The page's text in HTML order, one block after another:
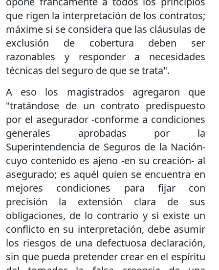
que rigen la interpretación de los contratos;
máxime si se considera que las cláusulas de
exclusión de cobertura deben ser
razonables y responder a necesidades
técnicas del seguro de que se trata".
A eso los magistrados agregaron que
"tratándose de un contrato predispuesto
por el asegurador -conforme a condiciones
generales aprobadas por la
Superintendencia de Seguros de la Nación-
cuyo contenido es ajeno -en su creación- al
asegurado; es aquél quien se encuentra en
mejores condiciones para fijar con
precisión la extensión clara de sus
obligaciones, de lo contrario y si existe un
conflicto en su interpretación, debe asumir
los riesgos de una defectuosa declaración,
sin que pueda pretender crear en el espíritu